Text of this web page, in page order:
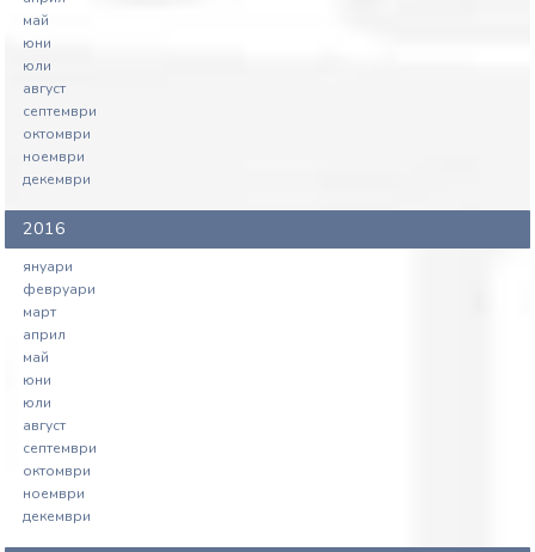
май
юни
юли
август
септември
октомври
ноември
декември
2016
януари
февруари
март
април
май
юни
юли
август
септември
октомври
ноември
декември